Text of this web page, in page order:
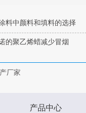
料中颜料和填料的选择
的聚乙烯蜡减少冒烟
厂家
产品中心